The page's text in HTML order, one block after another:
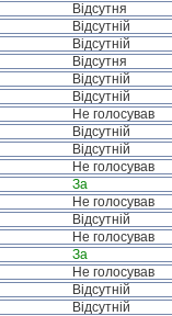
Відсутня
Відсутній
Відсутній
Відсутня
Відсутній
Відсутній
Не голосував
Відсутній
Відсутній
Не голосував
За
Не голосував
Відсутній
Не голосував
За
Не голосував
Відсутній
Відсутній